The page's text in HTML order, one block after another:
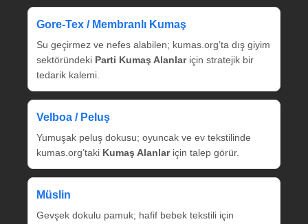
Gore‑Tex / Membranlı Kumaş
Su geçirmez ve nefes alabilen; kumas.org’ta dış giyim
sektöründeki Parti Kumaş Alanlariçin stratejik bir
tedarik kalemi.
Velboa / Peluş
Yumuşak peluş dokusu; oyuncak ve ev tekstilinde
kumas.org’taki Kumaş Alanlariçin talep görür.
Müslin
Gevşek dokulu pamuk; hafif bebek tekstili için